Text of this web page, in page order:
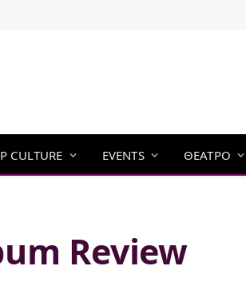
CULTURE EVENTS ΘΕΑΤΡΟ
Review